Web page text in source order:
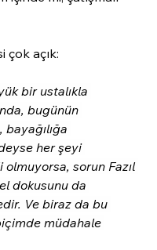
çok açık:
bir ustalıkla
bugünün
her şeyi
sorun Fazıl
dokusunu da
Ve biraz da bu
müdahale